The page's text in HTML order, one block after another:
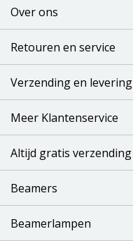
Over ons
Retouren en service
Verzending en levering
Meer Klantenservice
Altijd gratis verzending
Beamers
Beamerlampen